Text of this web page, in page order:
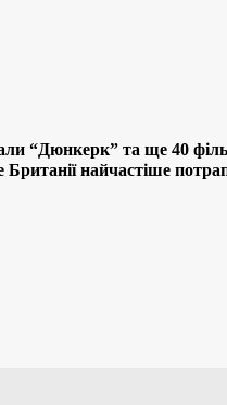
“Дюнкерк” та ще 40
Британії найчастіше